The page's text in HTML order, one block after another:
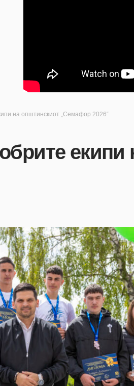
на општинскиот „Семафор 2026“